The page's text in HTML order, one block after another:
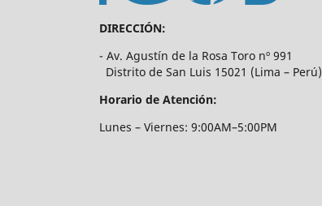
DIRECCIÓN:
- Av. Agustín de la Rosa Toro nº 991
Distrito de San Luis 15021 (Lima – Perú)
Horario de Atención:
Lunes – Viernes: 9:00AM–5:00PM